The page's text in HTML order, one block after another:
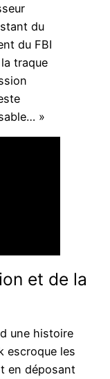
du
du FBI
traque
»
et de la
une histoire
escroque les
en déposant